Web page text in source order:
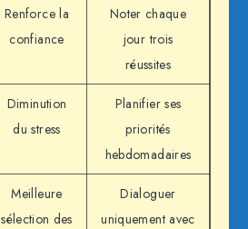
Renforce la
confiance
Noter chaque
jour trois
réussites
Diminution
du stress
Planifier ses
priorités
hebdomadaires
Meilleure
sélection des
Dialoguer
uniquement avec